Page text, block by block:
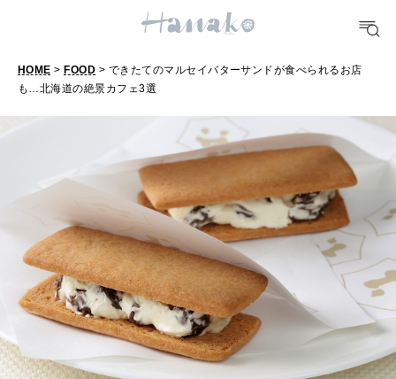
どこ行く？
FORTUNE
明日のわたし
[12星座別] Weekly Holoscope
[12星座別] Monthly Love Holoscope
女神まり愛のタロットメッセージ
算命学がわかる今月のあなた
HEALTH
自分にやさしく
LEARN
知る、考える
で
て
マ
ル
セ
バ
HOME > FOOD > できたてのマルセイバターサンドが食べられるお店
も…北海道の絶景カフェ3選